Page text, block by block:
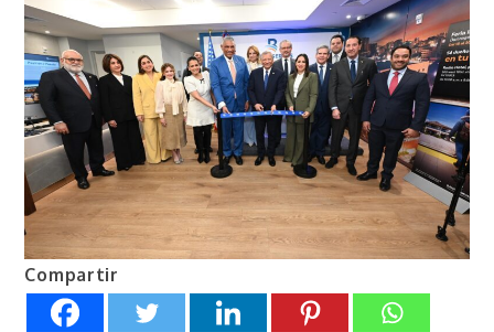
Compartir